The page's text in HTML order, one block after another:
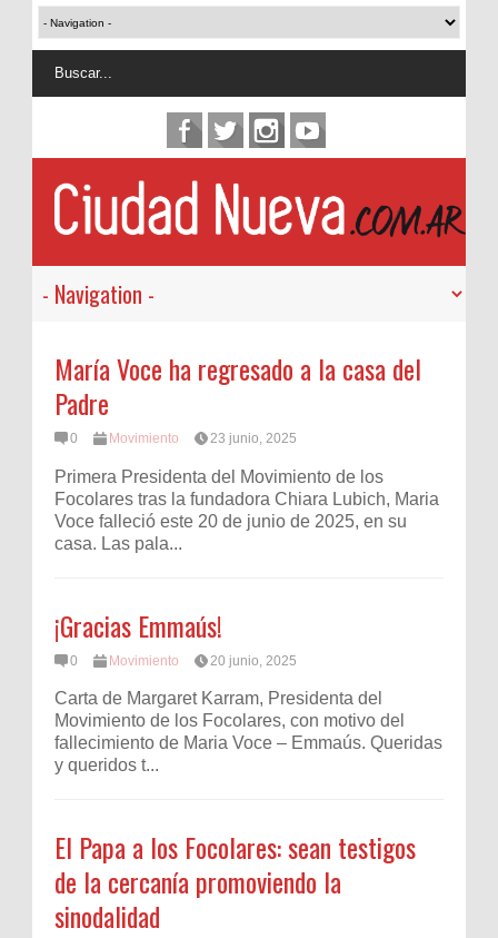
María Voce ha regresado a la casa del
Padre
0 Movimiento 23 junio, 2025
Primera Presidenta del Movimiento de los
Focolares tras la fundadora Chiara Lubich, Maria
Voce falleció este 20 de junio de 2025, en su
casa. Las pala...
¡Gracias Emmaús!
0 Movimiento 20 junio, 2025
Carta de Margaret Karram, Presidenta del
Movimiento de los Focolares, con motivo del
fallecimiento de Maria Voce – Emmaús. Queridas
y queridos t...
El Papa a los Focolares: sean testigos
de la cercanía promoviendo la
sinodalidad